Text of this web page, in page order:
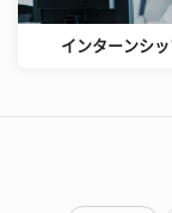
インターンシ